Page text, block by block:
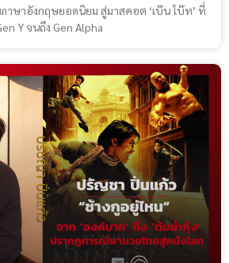
าษาอังกฤษยอดนิยม สู่มาสคอต ‘เบ๊น โบ๊ท’ ที่
Y จนถึง Gen Alpha